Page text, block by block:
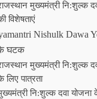
मुख्यमंत्री नि:शुल्क
विशेषताएं
Nishulk Dawa
घटक
मुख्यमंत्री नि:शुल्क
लिए पात्रता
नि:शुल्क दवा योजना